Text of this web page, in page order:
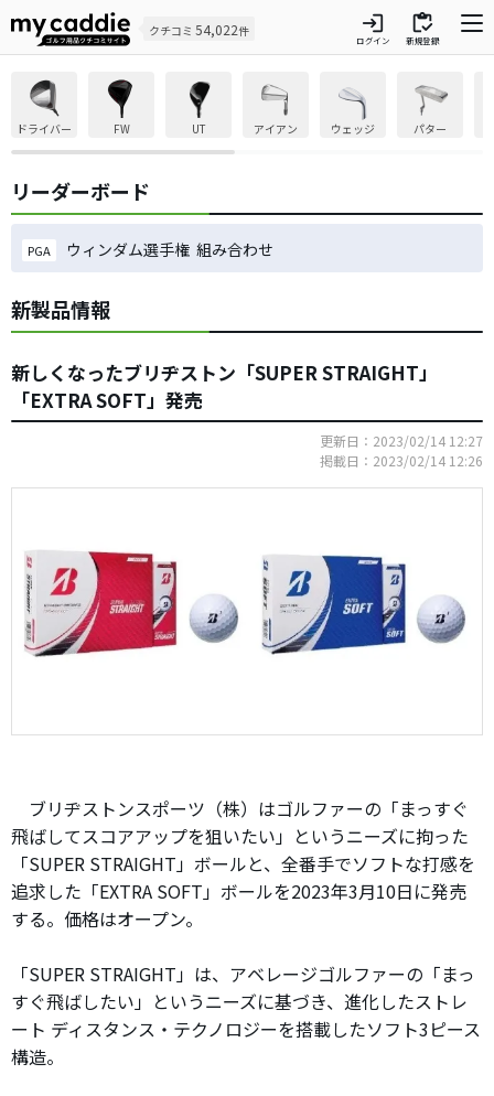
クチコミ 54,022件 login
ログイン
inventory
新規登録
ドライバー FW UT アイアン ウェッジ パター
リーダーボード
PGA ウィンダム選手権 組み合わせ
新製品情報
新しくなったブリヂストン「SUPER STRAIGHT」
「EXTRA SOFT」発売
更新日：2023/02/14 12:27
掲載日：2023/02/14 12:26
ブリヂストンスポーツ（株）はゴルファーの「まっすぐ
飛ばしてスコアアップを狙いたい」というニーズに拘った
「SUPER STRAIGHT」ボールと、全番手でソフトな打感を
追求した「EXTRA SOFT」ボールを2023年3月10日に発売
する。価格はオープン。
「SUPER STRAIGHT」は、アベレージゴルファーの「まっ
すぐ飛ばしたい」というニーズに基づき、進化したストレ
ート ディスタンス・テクノロジーを搭載したソフト3ピース
構造。